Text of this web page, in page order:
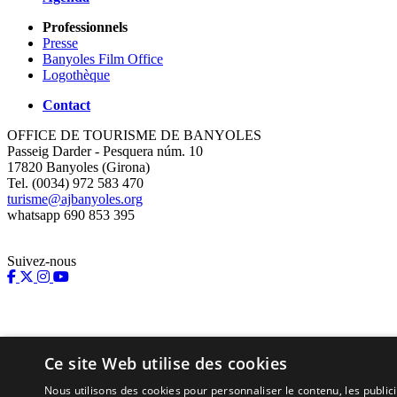
Professionnels
Presse
Banyoles Film Office
Logothèque
Contact
OFFICE DE TOURISME DE BANYOLES
Passeig Darder - Pesquera núm. 10
17820 Banyoles (Girona)
Tel. (0034) 972 583 470
turisme@ajbanyoles.org
whatsapp 690 853 395
Suivez-nous
Ce site Web utilise des cookies
Nous utilisons des cookies pour personnaliser le contenu, les